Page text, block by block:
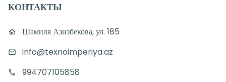
КОНТАКТЫ
Шамиля Азизбекова, ул. 185
info@texnoimperiya.az
994707105858